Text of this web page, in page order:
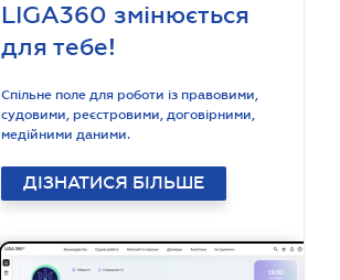
LIGA360 змінюється
для тебе!
Спільне поле для роботи із правовими,
судовими, реєстровими, договірними,
медійними даними.
ДІЗНАТИСЯ БІЛЬШЕ